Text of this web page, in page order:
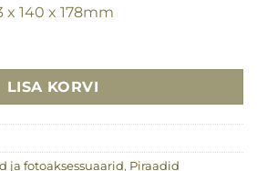
140 x 178mm
LISA KORVI
ja fotoaksessuaarid, Piraadid